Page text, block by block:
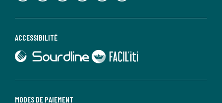
MODES DE PAIEMENT
ACCESSIBILITÉ
lien vers Sourdline
lien vers Faciliti